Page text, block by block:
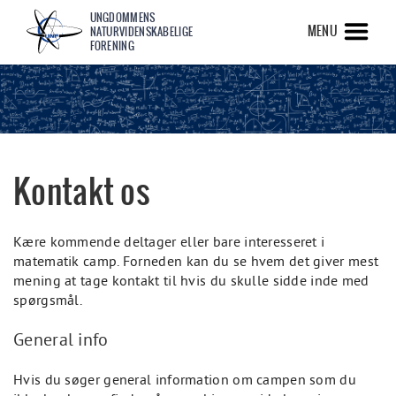
UNGDOMMENS
NATURVIDENSKABELIGE
FORENING
MENU
Kontakt os
Kære kommende deltager eller bare interesseret i
matematik camp. Forneden kan du se hvem det giver mest
mening at tage kontakt til hvis du skulle sidde inde med
spørgsmål.
General info
Hvis du søger general information om campen som du